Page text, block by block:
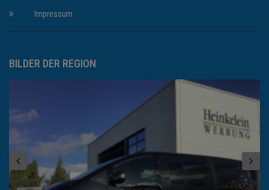
Impressum
BILDER DER REGION